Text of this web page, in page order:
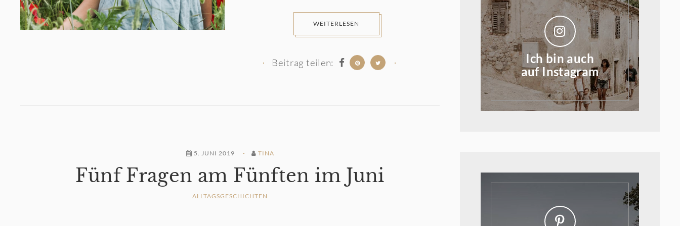
WEITERLESEN
Beitrag teilen:
5. JUNI 2019 TINA
Fünf Fragen am Fünften im Juni
ALLTAGSGESCHICHTEN
Ich bin auch
auf Instagram